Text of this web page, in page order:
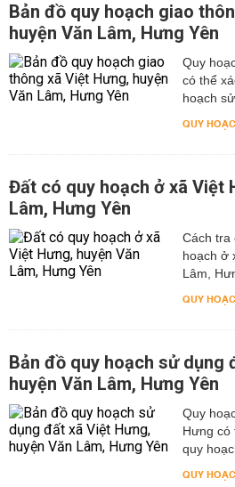
Bản đồ quy hoạch giao
huyện Văn Lâm, Hưng Yên
Quy
có thể
hoạch
QUY
Đất có quy hoạch ở xã Việt
Lâm, Hưng Yên
Cách tra
hoạch ở
Lâm,
QUY
Bản đồ quy hoạch sử dụng
huyện Văn Lâm, Hưng Yên
Quy
Hưng có
quy
QUY